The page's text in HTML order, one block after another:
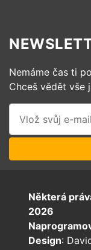
Nemáme čas ti
Chceš vědět vše
Některá
2026
Design: